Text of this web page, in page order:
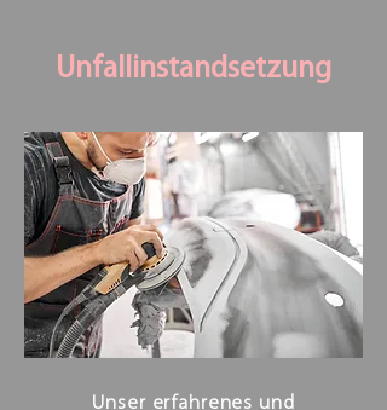
Unfallinstandsetzung
Unser erfahrenes und